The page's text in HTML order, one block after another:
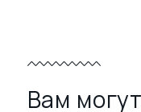
Вам